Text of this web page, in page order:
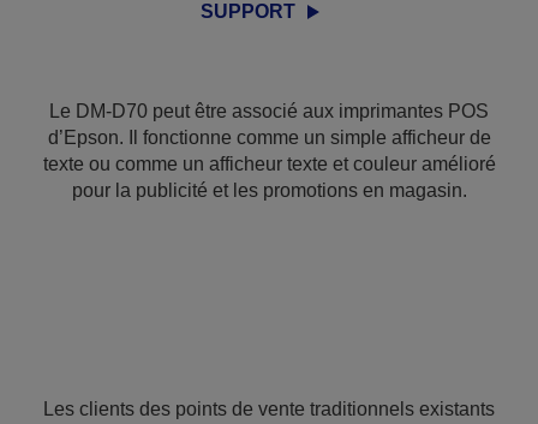
SUPPORT
Le DM-D70 peut être associé aux imprimantes POS
d’Epson. Il fonctionne comme un simple afficheur de
texte ou comme un afficheur texte et couleur amélioré
pour la publicité et les promotions en magasin.
Les clients des points de vente traditionnels existants